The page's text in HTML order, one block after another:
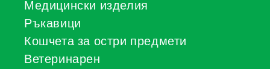
Медицински изделия
Ръкавици
Кошчета за остри предмети
Ветеринарен